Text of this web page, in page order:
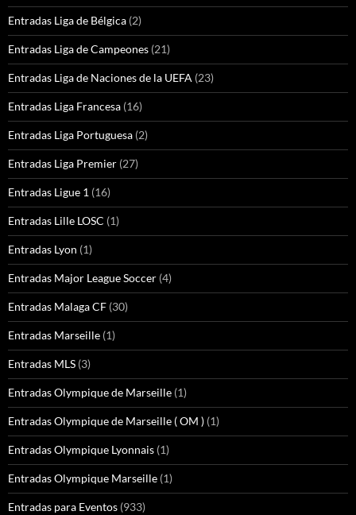
Entradas Liga de Bélgica (2)
Entradas Liga de Campeones (21)
Entradas Liga de Naciones de la UEFA (23)
Entradas Liga Francesa (16)
Entradas Liga Portuguesa (2)
Entradas Liga Premier (27)
Entradas Ligue 1 (16)
Entradas Lille LOSC (1)
Entradas Lyon (1)
Entradas Major League Soccer (4)
Entradas Malaga CF (30)
Entradas Marseille (1)
Entradas MLS (3)
Entradas Olympique de Marseille (1)
Entradas Olympique de Marseille ( OM ) (1)
Entradas Olympique Lyonnais (1)
Entradas Olympique Marseille (1)
Entradas para Eventos (933)